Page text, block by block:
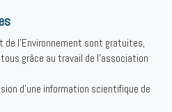
de l'Environnement sont gratuites,
grâce au travail de l'association
d'une information scientifique de